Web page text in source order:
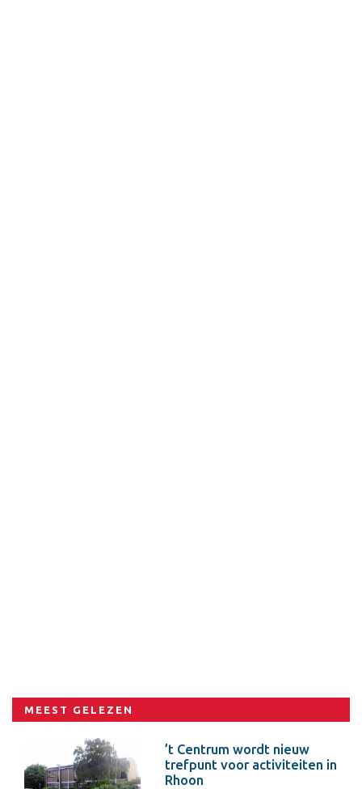
MEEST GELEZEN
’t Centrum wordt nieuw
trefpunt voor activiteiten in
Rhoon